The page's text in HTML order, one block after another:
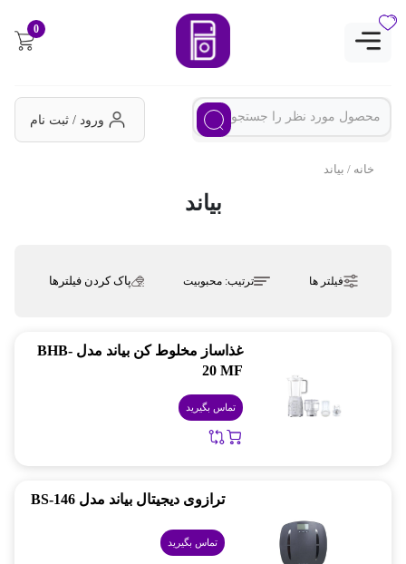
0
ورود / ثبت نام
خانه / بیاند
بیاند
فیلتر ها ترتیب:محبوبیت پاک کردن فیلترها
غذاساز مخلوط کن بیاند مدل BHB-
20 MF
تماس بگیرید
ترازوی دیجیتال بیاند مدل BS-146
تماس بگیرید